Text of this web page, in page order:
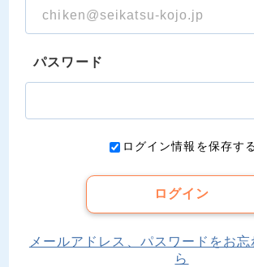
パスワード
ログイン情報を保存す
ログイン
メールアドレス、パスワードをお
ら